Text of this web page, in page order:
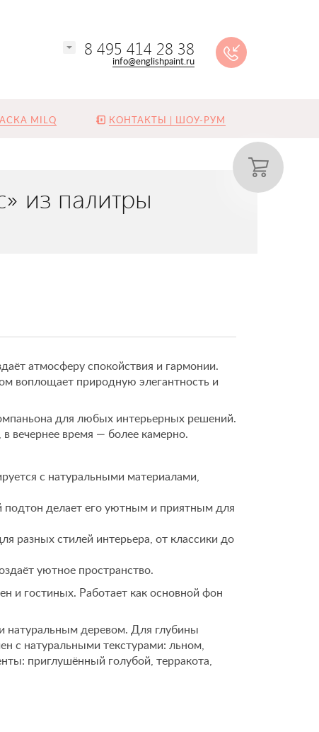
8 495 414 28 38
info@englishpaint.ru
MILQ КОНТАКТЫ | ШОУ-РУМ
из палитры
атмосферу спокойствия и гармонии.
воплощает природную элегантность и
для любых интерьерных решений.
в вечернее время — более камерно.
с натуральными материалами,
делает его уютным и приятным для
разных стилей интерьера, от классики до
уютное пространство.
и гостиных. Работает как основной фон
натуральным деревом. Для глубины
с натуральными текстурами: льном,
приглушённый голубой, терракота,